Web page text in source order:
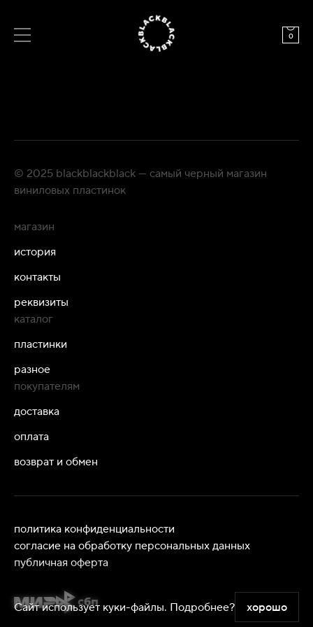
0
© 2025 blackblackblack — самый черный магазин
виниловых пластинок
магазин
история
контакты
реквизиты
каталог
пластинки
разное
покупателям
доставка
оплата
возврат и обмен
политика конфиденциальности
согласие на обработку персональных данных
публичная оферта
Сайт использует куки-файлы. Подробнее? хорошо